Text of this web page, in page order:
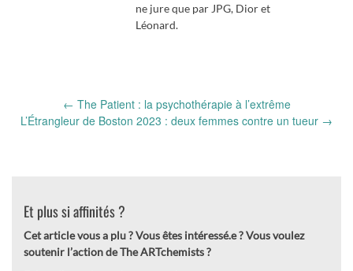
ne jure que par JPG, Dior et
Léonard.
navigation
← The Patient : la psychothérapie à l’extrême
L’Étrangleur de Boston 2023 : deux femmes contre un tueur →
Et plus si affinités ?
Cet article vous a plu ? Vous êtes intéressé.e ?Vous voulez
soutenir l’action de The ARTchemists ?